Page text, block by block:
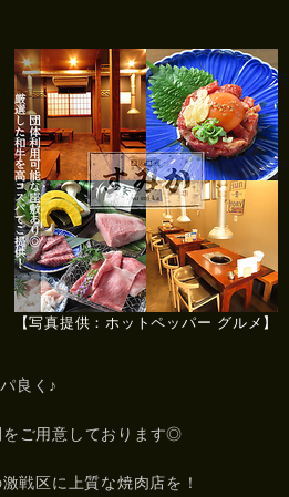
【写真提供：ホットペッパー グルメ】
良く♪
ご用意しております◎
戦区に上質な焼肉店を！